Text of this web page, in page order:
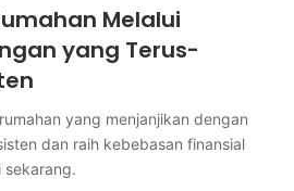
Melalui
yang Terus-
yang menjanjikan dengan
dan raih kebebasan finansial
sekarang.